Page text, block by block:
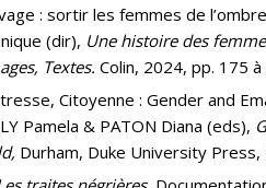
: sortir les femmes de
(dir), Une histoire des
Textes. Colin, 2024, pp. 175 à
Citoyenne : Gender and
Pamela & PATON Diana (eds),
Durham, Duke University